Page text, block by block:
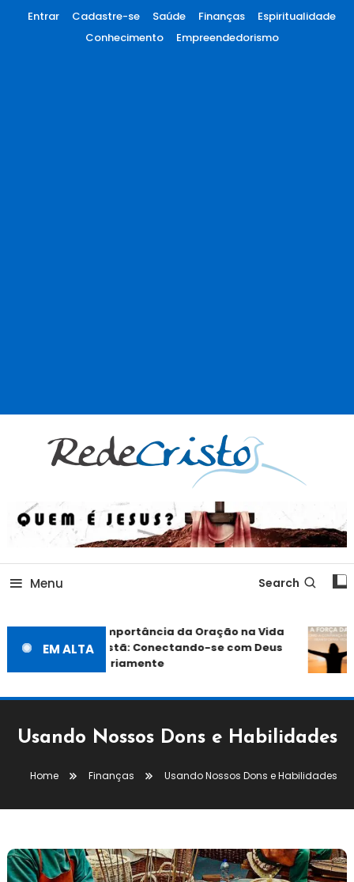
Entrar Cadastre-se Saúde Finanças
Espiritualidade
Conhecimento
Empreendedorismo
Rede Cristo
Menu Search
EM ALTA
A Importância da Oração na Vida
Cristã: Conectando-se com Deus
Diariamente
Usando Nossos Dons e Habilidades
Home Finanças Usando Nossos Dons e Habilidades